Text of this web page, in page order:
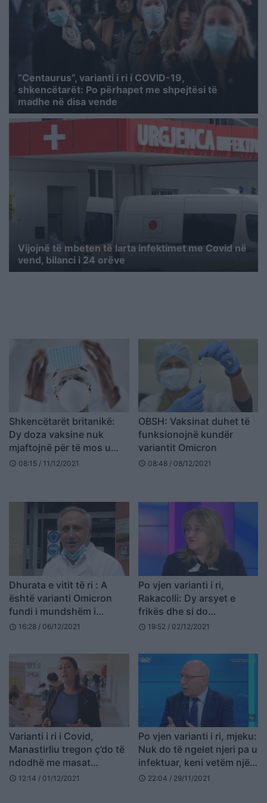
“Centaurus”, varianti i ri i COVID-19,
shkencëtarët: Po përhapet me shpejtësi të
madhe në disa vende
Vijojnë të mbeten të larta infektimet me Covid në
vend, bilanci i 24 orëve
Shkencëtarët britanikë:
Dy doza vaksine nuk
mjaftojnë për të mos u
infektuar me Omicron
schedule 08:15 / 11/12/2021
OBSH: Vaksinat duhet të
funksionojnë kundër
variantit Omicron
schedule 08:48 / 08/12/2021
Dhurata e vitit të ri : A
është varianti Omicron
fundi i mundshëm i
pandemisë?
schedule 16:28 / 06/12/2021
Po vjen varianti i ri,
Rakacolli: Dy arsyet e
frikës dhe si do
kontrollohen punonjësit
schedule 19:52 / 02/12/2021
Varianti i ri i Covid,
Manastirliu tregon ç’do të
ndodhë me masat
shtrënguese (VIDEO)
schedule 12:14 / 01/12/2021
Po vjen varianti i ri, mjeku:
Nuk do të ngelet njeri pa u
infektuar, keni vetëm një
zgjidhje
schedule 22:04 / 29/11/2021